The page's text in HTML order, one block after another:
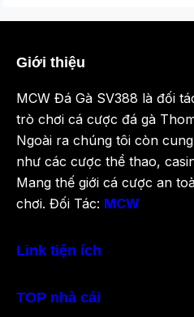
Giới thiệu
MCW Đá Gà SV388 là đối
trò chơi cá cược đá gà
Ngoài ra chúng tôi còn
như các cược thể thao,
Mang thế giới cá cược an
chơi. Đối Tác: MCW
Link tiện ích
TOP nhà cái